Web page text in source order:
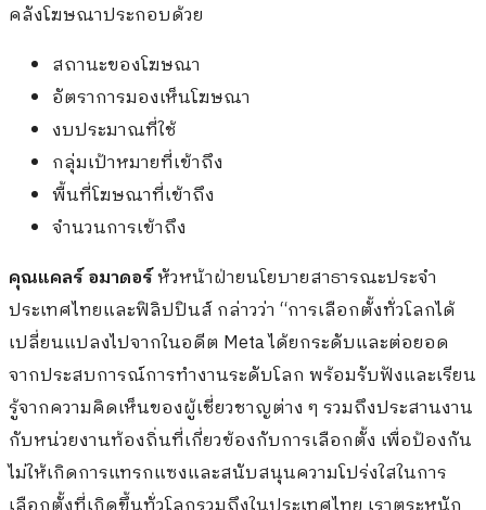
คลังโฆษณาประกอบด้วย
สถานะของโฆษณา
อัตราการมองเห็นโฆษณา
งบประมาณที่ใช้
กลุ่มเป้าหมายที่เข้าถึง
พื้นที่โฆษณาที่เข้าถึง
จำนวนการเข้าถึง
คุณแคลร์ อมาดอร์หัวหน้าฝ่ายนโยบายสาธารณะประจำ
ประเทศไทยและฟิลิปปินส์ กล่าวว่า “การเลือกตั้งทั่วโลกได้
เปลี่ยนแปลงไปจากในอดีต Meta ได้ยกระดับและต่อยอด
จากประสบการณ์การทำงานระดับโลก พร้อมรับฟังและเรียน
รู้จากความคิดเห็นของผู้เชี่ยวชาญต่าง ๆ รวมถึงประสานงาน
กับหน่วยงานท้องถิ่นที่เกี่ยวข้องกับการเลือกตั้ง เพื่อป้องกัน
ไม่ให้เกิดการแทรกแซงและสนับสนุนความโปร่งใสในการ